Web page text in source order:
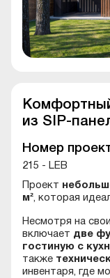
из SIP-
Номер
215 - LEB
Проект
м² , которая
Несмотря на свои
включает две
гостиную с
также
инвентаря, где